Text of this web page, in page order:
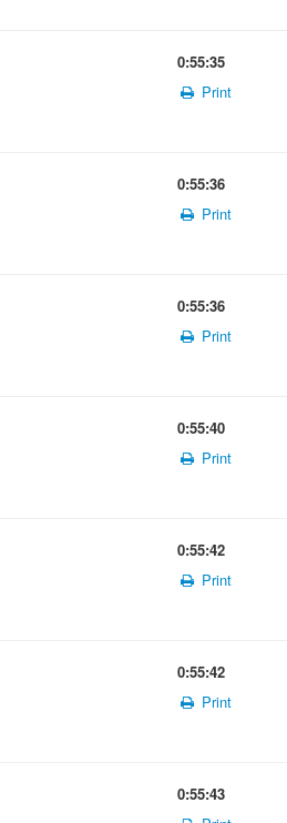
0:55:35
Print
0:55:36
Print
0:55:36
Print
0:55:40
Print
0:55:42
Print
0:55:42
Print
0:55:43